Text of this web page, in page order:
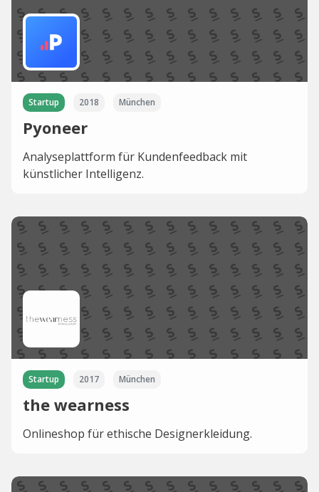
Startup 2018 München
Pyoneer
Analyseplattform für Kundenfeedback mit
künstlicher Intelligenz.
Startup 2017 München
the wearness
Onlineshop für ethische Designerkleidung.